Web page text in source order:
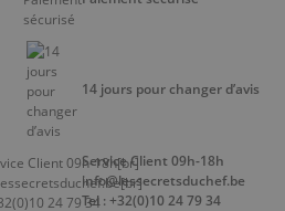
14 jours pour changer d’avis
Service Client 09h-18h
info@lessecretsduchef.be
Tel : +32(0)10 24 79 34